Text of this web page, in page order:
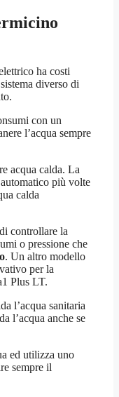
ha costi
diverso di
con un
l’acqua sempre
acqua calda. La
più volte
calda
controllare la
o pressione che
. Un altro modello
per la
Plus LT.
l’acqua sanitaria
l’acqua anche se
ed utilizza uno
sempre il